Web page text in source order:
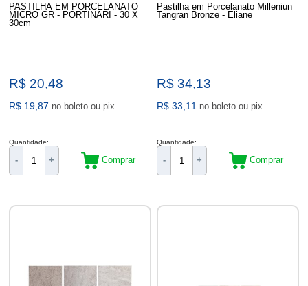
PASTILHA EM PORCELANATO
MICRO GR - PORTINARI - 30 X
30cm
R$ 20,48
R$ 19,87 no boleto ou pix
Quantidade:
- + Comprar
Pastilha em Porcelanato Milleniun
Tangran Bronze - Eliane
R$ 34,13
R$ 33,11 no boleto ou pix
Quantidade:
- + Comprar